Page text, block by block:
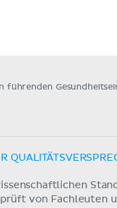
führenden
von Fachleuten